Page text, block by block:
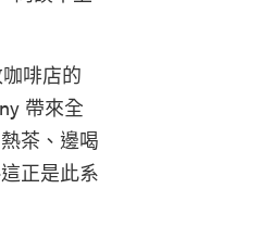
啡店的
帶來全
茶、邊喝
正是此系